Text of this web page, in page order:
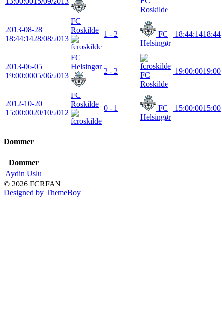
Roskilde
2013-08-28
18:44:1428/08/2013
FC
Roskilde
1 - 2
FC
Helsingør
18:44:1418:44
2013-06-05
19:00:0005/06/2013
FC
Helsingør
2 - 2
FC
Roskilde
19:00:0019:00
2012-10-20
15:00:0020/10/2012
FC
Roskilde 0 - 1
FC
Helsingør
15:00:0015:00
Dommer
Dommer
Aydin Uslu
© 2026 FCRFAN
Designed by ThemeBoy